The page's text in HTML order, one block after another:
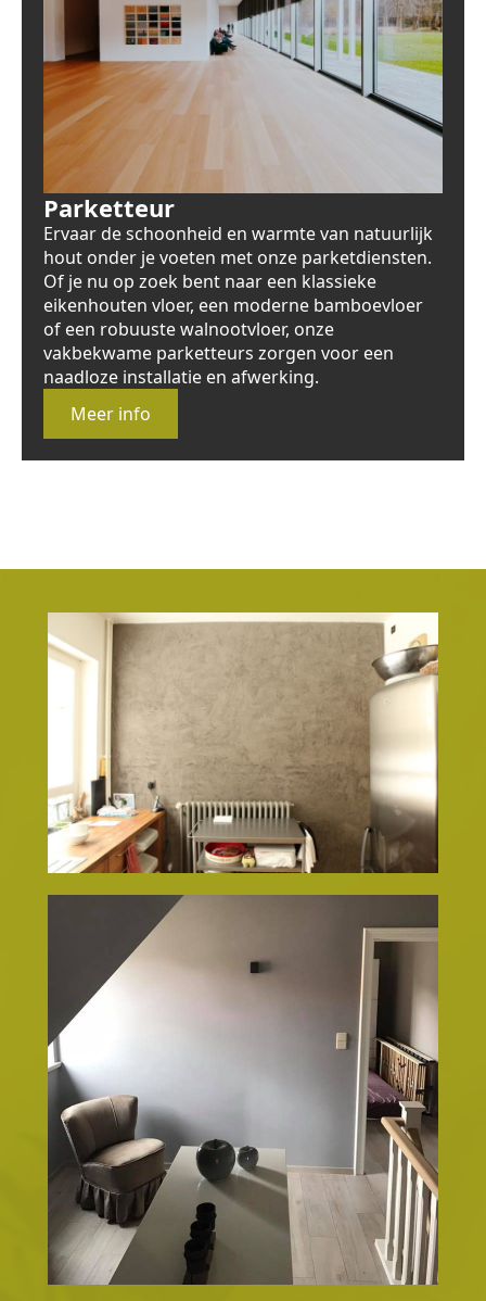
Parketteur
Ervaar de schoonheid en warmte van natuurlijk
hout onder je voeten met onze parketdiensten.
Of je nu op zoek bent naar een klassieke
eikenhouten vloer, een moderne bamboevloer
of een robuuste walnootvloer, onze
vakbekwame parketteurs zorgen voor een
naadloze installatie en afwerking.
Meer info